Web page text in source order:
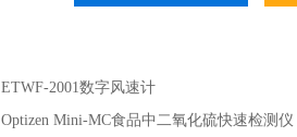
ETWF-2001数字风速计
Optizen Mini-MC食品中二氧化硫快速检测仪